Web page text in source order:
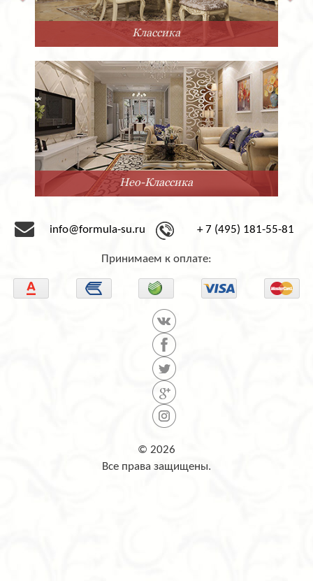
Классика
Нео-Классика
info@formula-su.ru + 7 (495) 181-55-81
Принимаем к оплате:
© 2026
Все права защищены.